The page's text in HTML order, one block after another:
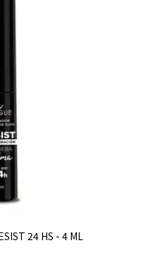
24 HS - 4 ML